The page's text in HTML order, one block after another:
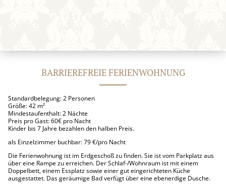
BARRIEREFREIE FERIENWOHNUNG
Standardbelegung: 2 Personen
Größe: 42 m²
Mindestaufenthalt: 2 Nächte
Preis pro Gast: 60€ pro Nacht
Kinder bis 7 Jahre bezahlen den halben Preis.
als Einzelzimmer buchbar: 79 €/pro Nacht
Die Ferienwohnung ist im Erdgeschoß zu finden. Sie ist vom Parkplatz aus
über eine Rampe zu erreichen. Der Schlaf-/Wohnraum ist mit einem
Doppelbett, einem Essplatz sowie einer gut eingerichteten Küche
ausgestattet. Das geräumige Bad verfügt über eine ebenerdige Dusche.